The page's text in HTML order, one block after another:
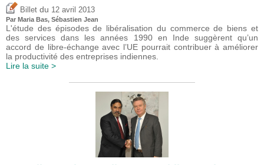
Billet du 12 avril 2013
Par Maria Bas, Sébastien Jean
L'étude des épisodes de libéralisation du commerce de biens et
des services dans les années 1990 en Inde suggèrent qu’un
accord de libre-échange avec l’UE pourrait contribuer à améliorer
la productivité des entreprises indiennes.
Lire la suite >